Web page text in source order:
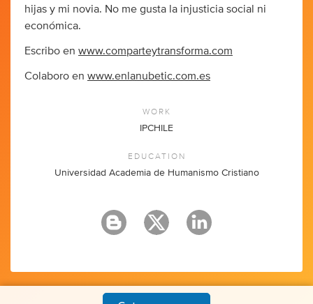
hijas y mi novia. No me gusta la injusticia social ni
económica.
Escribo en www.comparteytransforma.com
Colaboro en www.enlanubetic.com.es
WORK
IPCHILE
EDUCATION
Universidad Academia de Humanismo Cristiano